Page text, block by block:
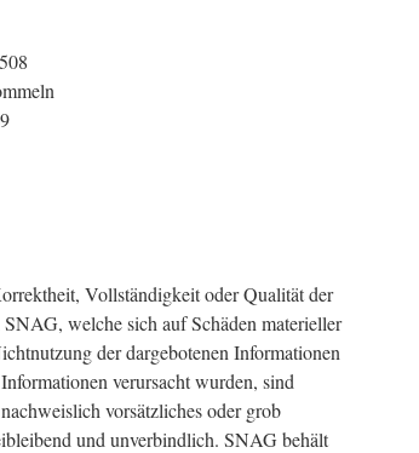
Vollständigkeit oder Qualität der
welche sich auf Schäden materieller
der dargebotenen Informationen
verursacht wurden, sind
vorsätzliches oder grob
und unverbindlich. SNAG behält